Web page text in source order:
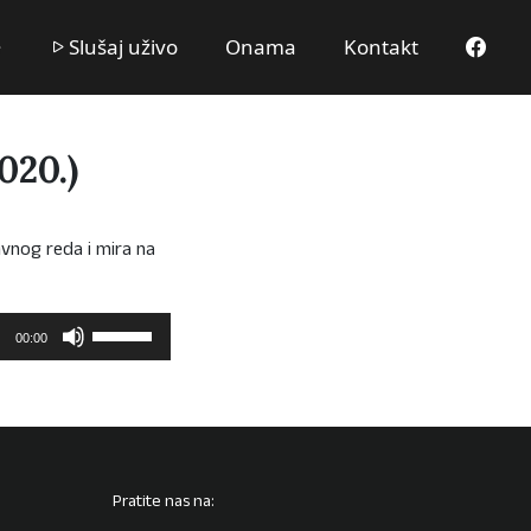
Slušaj uživo Onama Kontakt
reda i mira na
00:00
biste
Pratite nas na: